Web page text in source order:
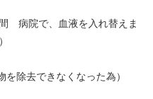
病院で、血液を入れ替えま
を除去できなくなった為）